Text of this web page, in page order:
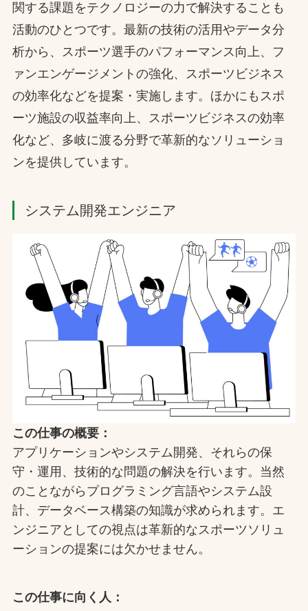
関する課題をテクノロジーの力で解決することも
活動のひとつです。最新の技術の活用やデータ分
析から、スポーツ選手のパフォーマンス向上、フ
ァンエンゲージメントの強化、スポーツビジネス
の効率化などを提案・実施します。ほかにもスポ
ーツ施設の収益率向上、スポーツビジネスの効率
化など、多岐に渡る分野で革新的なソリューショ
ンを提供しています。
システム開発エンジニア
この仕事の概要：
アプリケーションやシステム開発、それらの保
守・運用、技術的な問題の解決を行います。当然
のことながらプログラミング言語やシステム設
計、データベース構築の知識が求められます。エ
ンジニアとしての視点は革新的なスポーツソリュ
ーションの提案には欠かせません。
この仕事に向く人：